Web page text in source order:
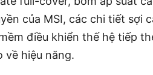
của MSI, các chi tiết sợi
điều khiển thế hệ tiếp
về hiệu năng.